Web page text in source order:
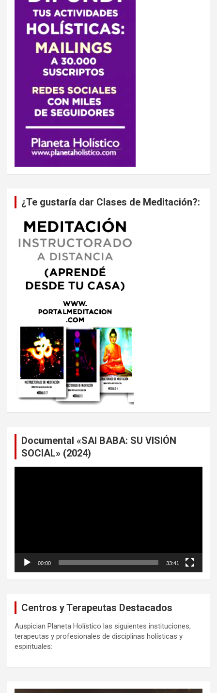
¿Te gustaría dar Clases de Meditación?:
Documental «SAI BABA: SU VISIÓN
SOCIAL» (2024)
00:00 33:41
Centros y Terapeutas Destacados
Auspician Planeta Holístico las siguientes instituciones,
terapeutas y profesionales de disciplinas holísticas y
espirituales: